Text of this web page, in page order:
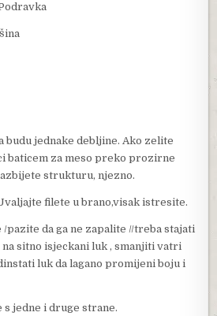
budu jednake debljine. Ako zelite
baticem za meso preko prozirne
strukturu, njezno.
filete u brano,visak istresite.
pazite da ga ne zapalite //treba stajati
sitno isjeckani luk , smanjiti vatri
luk da lagano promijeni boju i
jedne i druge strane.